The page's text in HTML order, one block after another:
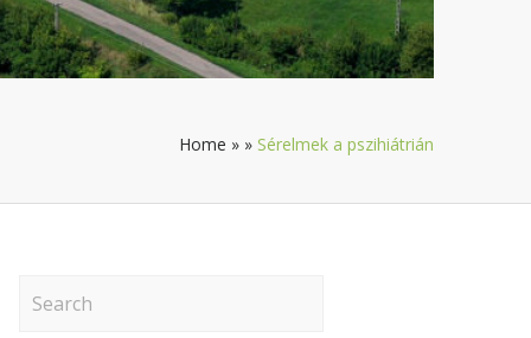
Home » » Sérelmek a pszihiátrián